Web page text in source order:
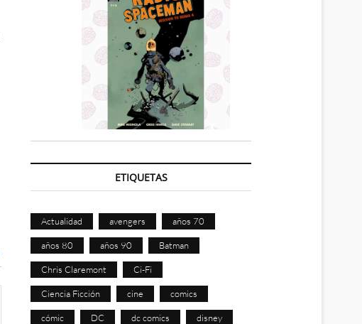
ETIQUETAS
Actualidad avengers años 70
años 80 años 90 Batman
Chris Claremont Ci-Fi
Ciencia Ficción cine comics
cómic DC dc comics disney